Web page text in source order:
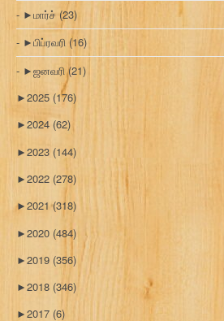
►மார்ச் (23)
►பிப்ரவரி (16)
►ஜனவரி(21)
►2025 (176)
►2024 (62)
►2023 (144)
►2022 (278)
►2021(318)
►2020 (484)
►2019 (356)
►2018 (346)
►2017 (6)